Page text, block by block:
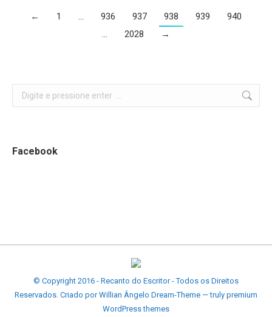
← 1 … 936 937 938 939
940
…
2028 →
Search:
Facebook
© Copyright 2016 - Recanto do Escritor - Todos os Direitos
Reservados. Criado por Willian Ângelo Dream-Theme — truly premium
WordPress themes